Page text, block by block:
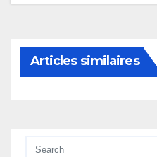
Articles similaires